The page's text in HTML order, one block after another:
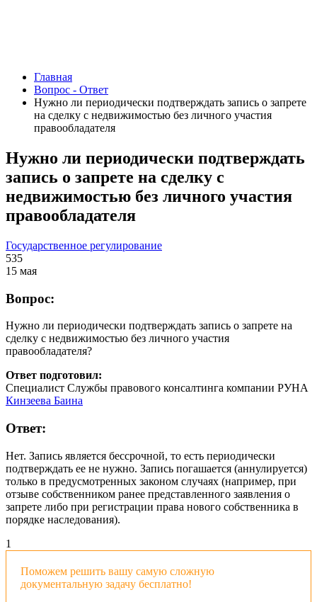
Главная
Вопрос - Ответ
Нужно ли периодически подтверждать запись о запрете
на сделку с недвижимостью без личного участия
правообладателя
Нужно ли периодически подтверждать
запись о запрете на сделку с
недвижимостью без личного участия
правообладателя
Государственное регулирование
535
15 мая
Вопрос:
Нужно ли периодически подтверждать запись о запрете на
сделку с недвижимостью без личного участия
правообладателя?
Ответ подготовил:
Специалист Службы правового консалтинга компании РУНА
Кинзеева Баина
Ответ:
Нет. Запись является бессрочной, то есть периодически
подтверждать ее не нужно. Запись погашается (аннулируется)
только в предусмотренных законом случаях (например, при
отзыве собственником ранее представленного заявления о
запрете либо при регистрации права нового собственника в
порядке наследования).
1
Поможем решить вашу самую сложную
документальную задачу бесплатно!